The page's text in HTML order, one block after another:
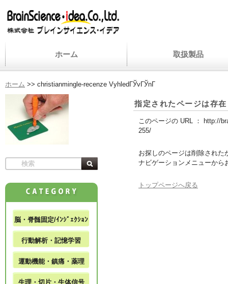
ホーム 取扱製品
ホーム >> christianmingle-recenze VyhledГЎvГЎnГ­
指定されたページは存
このページの URL ：
http://
255/
お探しのページは削除された
ナビゲーションメニューから
トップページへ戻る
脳・脊髄固定/ｲﾝｼﾞｪｸｼｮﾝ
行動解析・記憶学習
運動機能・鎮痛・薬理
生理・切片・生体信号